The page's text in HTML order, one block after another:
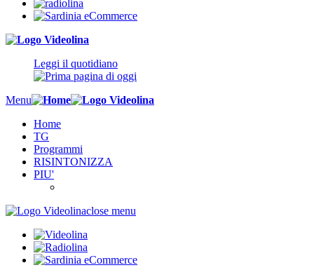
Leggi il quotidiano
Menu
Home
TG
Programmi
RISINTONIZZA
PIU'
close menu